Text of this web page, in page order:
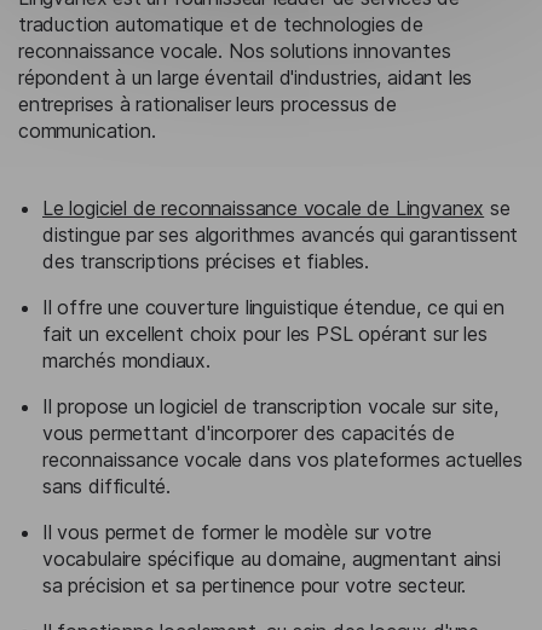
traduction automatique et de technologies de
reconnaissance vocale. Nos solutions innovantes
répondent à un large éventail d'industries, aidant les
entreprises à rationaliser leurs processus de
communication.
Le logiciel de reconnaissance vocale de Lingvanex se
distingue par ses algorithmes avancés qui garantissent
des transcriptions précises et fiables.
Il offre une couverture linguistique étendue, ce qui en
fait un excellent choix pour les PSL opérant sur les
marchés mondiaux.
Il propose un logiciel de transcription vocale sur site,
vous permettant d'incorporer des capacités de
reconnaissance vocale dans vos plateformes actuelles
sans difficulté.
Il vous permet de former le modèle sur votre
vocabulaire spécifique au domaine, augmentant ainsi
sa précision et sa pertinence pour votre secteur.